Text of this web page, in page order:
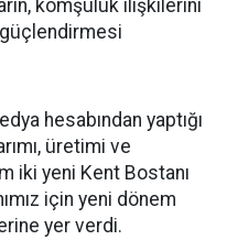
komşuluk ilişkilerini
güçlendirmesi
hesabından yaptığı
üretimi ve
iki yeni Kent Bostanı
için yeni dönem
yer verdi.